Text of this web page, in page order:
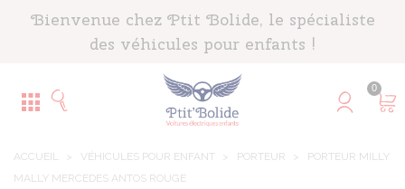
Bienvenue chez Ptit Bolide, le spécialiste
des véhicules pour enfants !
0
ACCUEIL > VÉHICULES POUR ENFANT > PORTEUR >
PORTEUR MILLY
MALLY MERCEDES ANTOS ROUGE